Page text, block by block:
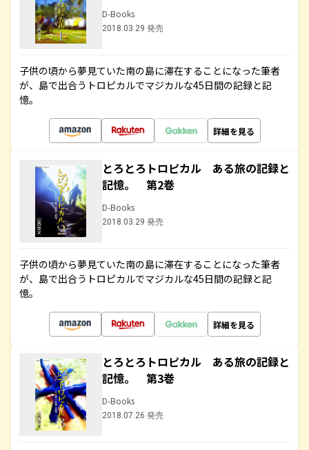
D-Books
2018.03.29 発売
子供の頃から夢見ていた南の島に滞在することになった筆者
が、島で出合うトロピカルでマジカルな45日間の記録と記
憶。
詳細を見る
とろとろトロピカル ある旅の記録と
記憶。 第2巻
D-Books
2018.03.29 発売
子供の頃から夢見ていた南の島に滞在することになった筆者
が、島で出合うトロピカルでマジカルな45日間の記録と記
憶。
詳細を見る
とろとろトロピカル ある旅の記録と
記憶。 第3巻
D-Books
2018.07.26 発売